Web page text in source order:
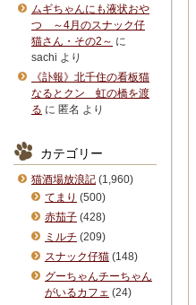
ムギちゃんにも液状おや
つ ～4月のスナック仔
猫さん・その2～ に
sachi より
《訃報》北千住の看板猫
なるとクン 虹の橋を渡
る に 匿名 より
カテゴリー
猫酒場放浪記 (1,960)
てまり (500)
赤茄子 (428)
ミルチ (209)
スナック仔猫 (148)
グーちゃんチーちゃん
がいるカフェ (24)